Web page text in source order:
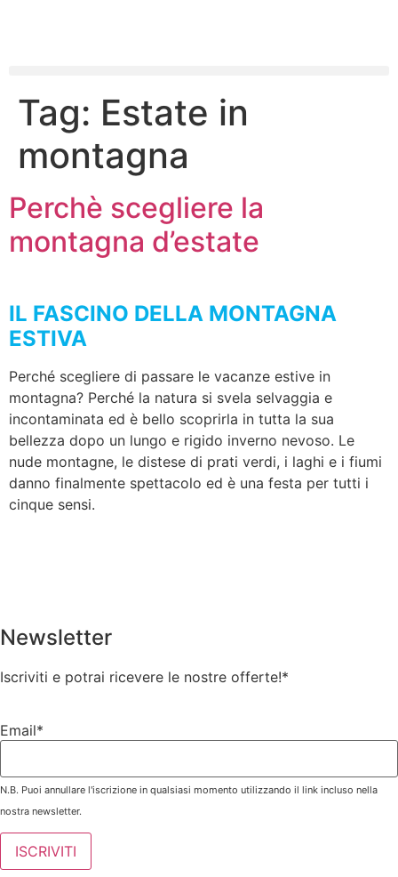
Tag: Estate in
montagna
Perchè scegliere la
montagna d’estate
IL FASCINO DELLA MONTAGNA
ESTIVA
Perché scegliere di passare le vacanze estive in
montagna? Perché la natura si svela selvaggia e
incontaminata ed è bello scoprirla in tutta la sua
bellezza dopo un lungo e rigido inverno nevoso. Le
nude montagne, le distese di prati verdi, i laghi e i fiumi
danno finalmente spettacolo ed è una festa per tutti i
cinque sensi.
Newsletter
Iscriviti e potrai ricevere le nostre offerte!*
Email*
N.B. Puoi annullare l'iscrizione in qualsiasi momento utilizzando il link incluso nella
nostra newsletter.